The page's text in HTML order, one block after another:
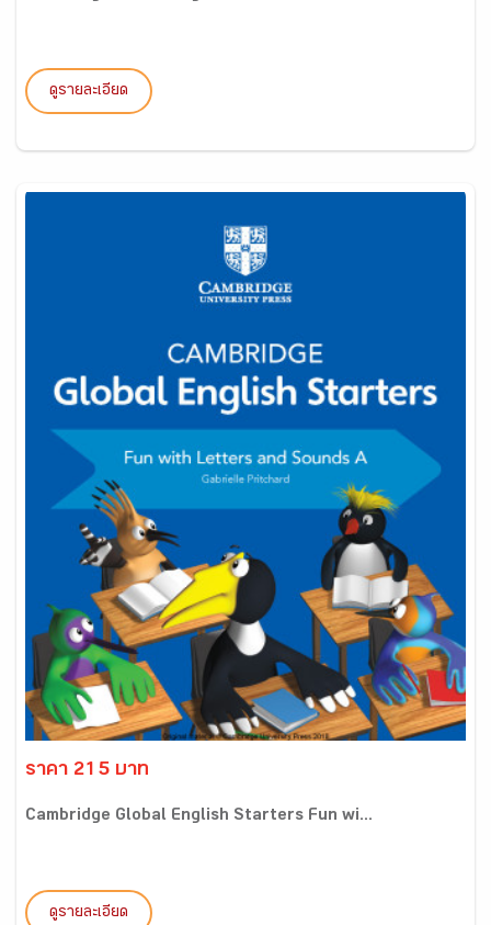
ดูรายละเอียด
ราคา 215 บาท
Cambridge Global English Starters Fun wi...
ดูรายละเอียด